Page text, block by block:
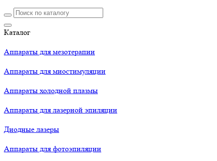
Каталог
Аппараты для мезотерапии
Аппараты для миостимуляции
Аппараты холодной плазмы
Аппараты для лазерной эпиляции
Диодные лазеры
Аппараты для фотоэпиляции